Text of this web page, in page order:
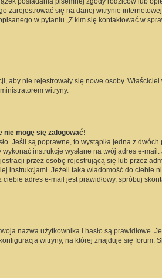
zarejestrować się na danej witrynie
w pytaniu „Z kim się kontaktować w
aby nie rejestrowały się nowe osoby.
witryny.
nie mogę się zalogować!
Jeśli są poprawne, to wystąpiła jedna z
instrukcje wysłane na twój adres e-
przez osobę rejestrującą się lub przez
instrukcjami. Jeżeli taka wiadomość do ciebie
adres e-mail jest prawidłowy, spróbuj
nazwa użytkownika i hasło są
witryny, na której znajduje się